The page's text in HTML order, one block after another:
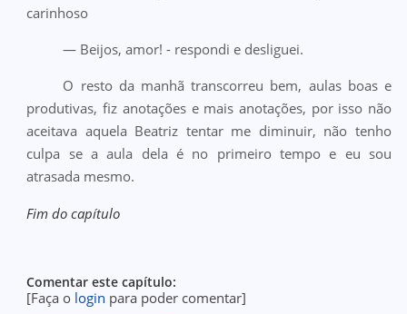
carinhoso
— Beijos, amor! - respondi e desliguei.
O resto da manhã transcorreu bem, aulas boas e
produtivas, fiz anotações e mais anotações, por isso não
aceitava aquela Beatriz tentar me diminuir, não tenho
culpa se a aula dela é no primeiro tempo e eu sou
atrasada mesmo.
Fim do capítulo
Comentar este capítulo:
[Faça o login para poder comentar]